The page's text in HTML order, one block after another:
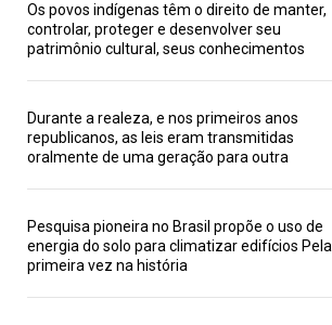
Os povos indígenas têm o direito de manter,
controlar, proteger e desenvolver seu
patrimônio cultural, seus conhecimentos
Durante a realeza, e nos primeiros anos
republicanos, as leis eram transmitidas
oralmente de uma geração para outra
Pesquisa pioneira no Brasil propõe o uso de
energia do solo para climatizar edifícios Pela
primeira vez na história